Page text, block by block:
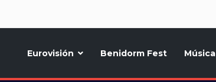
Eurovisión Benidorm Fest Música